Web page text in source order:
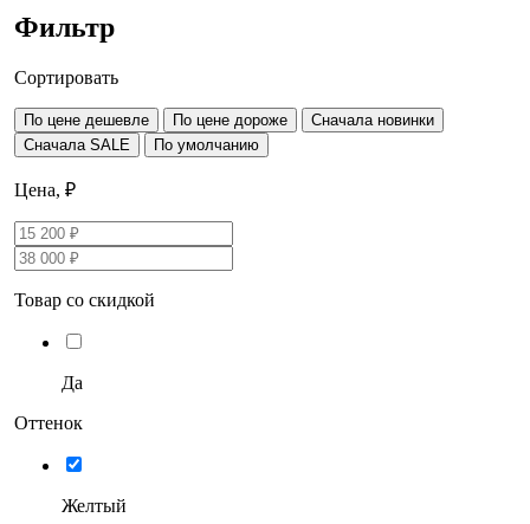
Фильтр
Сортировать
По цене дешевле По цене дороже
Сначала новинки
Сначала SALE
По умолчанию
Цена, ₽
Товар со скидкой
Да
Оттенок
Желтый